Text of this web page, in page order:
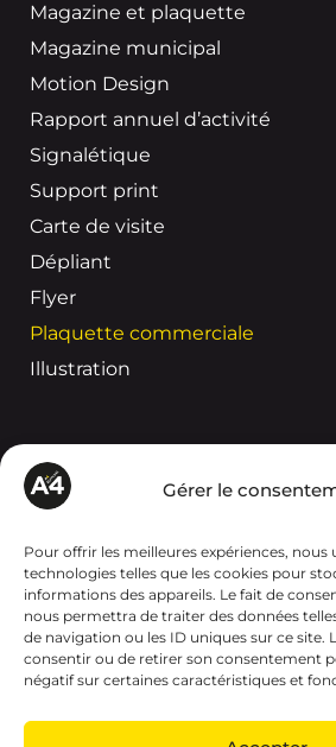
Gérer le
Pour offrir les meilleures expériences, nous
technologies telles que les cookies pour
informations des appareils. Le fait de
nous permettra de traiter des données
de navigation ou les ID uniques sur ce site.
consentir ou de retirer son consentement
négatif sur certaines caractéristiques et
Magazine et plaquette
Magazine municipal
Motion Design
Rapport annuel d’activité
Signalétique
Support print
Carte de visite
Dépliant
Flyer
Plaquette commerciale
Illustration
CRÉATION DIGITALE
Audit SEO
Création de site internet
Accessibilité numérique et
Maquettage de site internet
Newsletter